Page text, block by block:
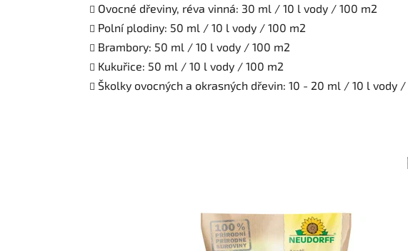
Ovocné dřeviny, réva vinná: 30 ml / 10 l vody / 100 m2
Polní plodiny: 50 ml / 10 l vody / 100 m2
Brambory: 50 ml / 10 l vody / 100 m2
Kukuřice: 50 ml / 10 l vody / 100 m2
Školky ovocných a okrasných dřevin: 10 - 20 ml / 10 l vody /